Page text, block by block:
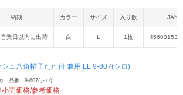
納期 カラー サイズ 入り数 JAN
業日以内に出荷 白 Ｌ 1枚
シュ八角帽子たれ付 兼用 LL 9-807(シロ)
ー品番：9-807(シロ)
小売価格/参考価格